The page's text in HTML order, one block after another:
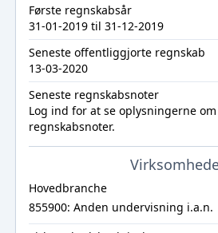
Første regnskabsår
31-01-2019 til 31-12-2019
Seneste offentliggjorte regnskab
13-03-2020
Seneste regnskabsnoter
Log ind for at se oplysningerne
regnskabsnoter.
Hovedbranche
855900: Anden undervisning i.a.n.